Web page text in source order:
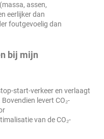
assen,
eerlijker dan
foutgevoelig dan
bij mijn
start-verkeer en verlaagt
levert CO₂-
van de CO₂-